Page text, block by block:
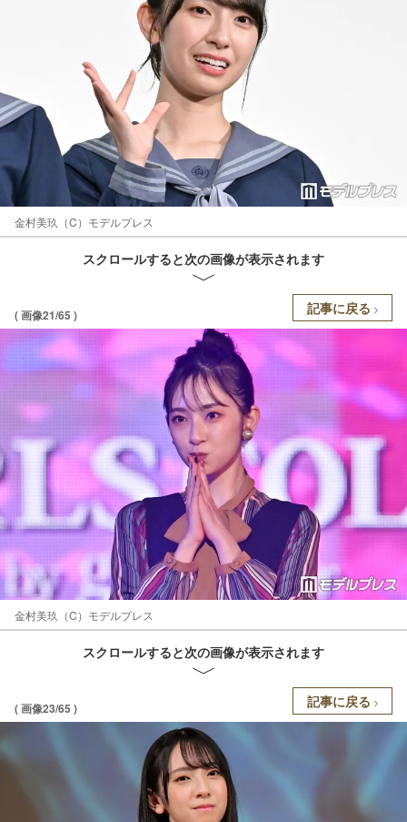
金村美玖（C）モデルプレス
スクロールすると次の画像が表示されます
( 画像21/65 ) 記事に戻る
金村美玖（C）モデルプレス
スクロールすると次の画像が表示されます
( 画像23/65 ) 記事に戻る